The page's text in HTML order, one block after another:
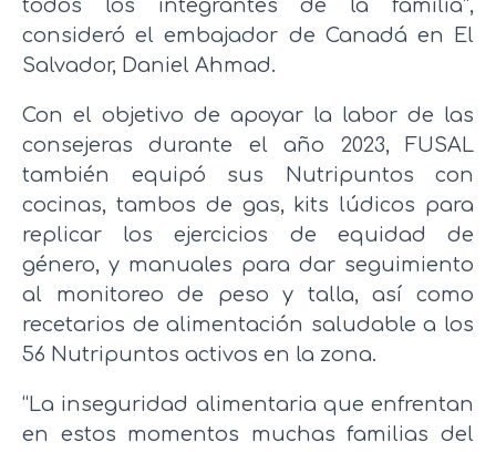
todos los integrantes de la familia”,
consideró el embajador de Canadá en El
Salvador, Daniel Ahmad.
Con el objetivo de apoyar la labor de las
consejeras durante el año 2023, FUSAL
también equipó sus Nutripuntos con
cocinas, tambos de gas, kits lúdicos para
replicar los ejercicios de equidad de
género, y manuales para dar seguimiento
al monitoreo de peso y talla, así como
recetarios de alimentación saludable a los
56 Nutripuntos activos en la zona.
“La inseguridad alimentaria que enfrentan
en estos momentos muchas familias del